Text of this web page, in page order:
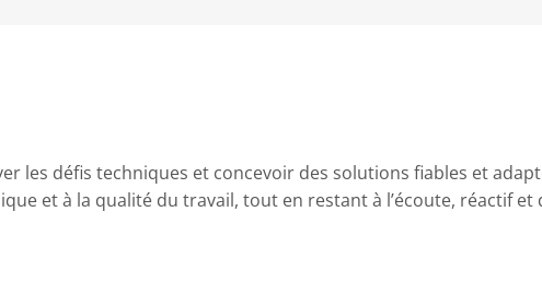
les défis techniques et concevoir des solutions fiables et
et à la qualité du travail, tout en restant à l’écoute, réactif